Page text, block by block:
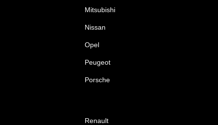
Mitsubishi
Nissan
Opel
Peugeot
Porsche
Renault